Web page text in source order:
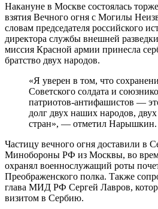
Накануне в Москве состоялась
взятия Вечного огня с Могилы
словам председателя российского
директора службы внешней
миссия Красной армии принесла
братство двух народов.
«Я уверен в том, что
Советского солдата и
патриотов-антифашистов —
долг двух наших народов,
стран», — отметил Нарышкин.
Частицу вечного огня доставили в
Минобороны РФ из Москвы, во
охранял военнослужащий роты
Преображенского полка. Также
глава МИД РФ Сергей Лавров,
визитом в Сербию.